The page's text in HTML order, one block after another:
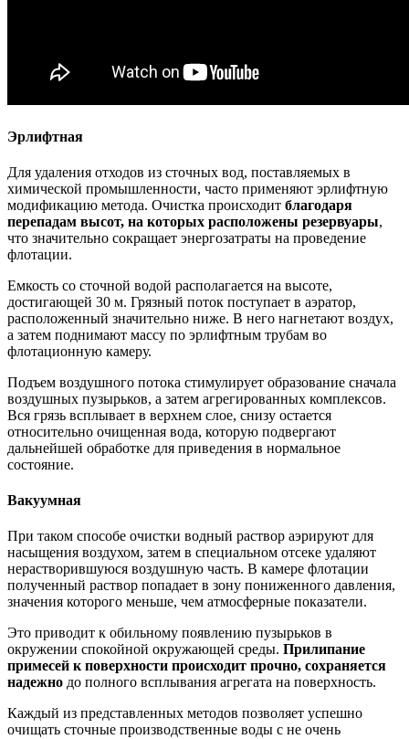
Эрлифтная
Для удаления отходов из сточных вод, поставляемых в
химической промышленности, часто применяют эрлифтную
модификацию метода. Очистка происходит благодаря
перепадам высот, на которых расположены резервуары,
что значительно сокращает энергозатраты на проведение
флотации.
Емкость со сточной водой располагается на высоте,
достигающей 30 м. Грязный поток поступает в аэратор,
расположенный значительно ниже. В него нагнетают воздух,
а затем поднимают массу по эрлифтным трубам во
флотационную камеру.
Подъем воздушного потока стимулирует образование сначала
воздушных пузырьков, а затем агрегированных комплексов.
Вся грязь всплывает в верхнем слое, снизу остается
относительно очищенная вода, которую подвергают
дальнейшей обработке для приведения в нормальное
состояние.
Вакуумная
При таком способе очистки водный раствор аэрируют для
насыщения воздухом, затем в специальном отсеке удаляют
нерастворившуюся воздушную часть. В камере флотации
полученный раствор попадает в зону пониженного давления,
значения которого меньше, чем атмосферные показатели.
Это приводит к обильному появлению пузырьков в
окружении спокойной окружающей среды. Прилипание
примесей к поверхности происходит прочно, сохраняется
надежно до полного всплывания агрегата на поверхность.
Каждый из представленных методов позволяет успешно
очищать сточные производственные воды с не очень